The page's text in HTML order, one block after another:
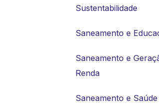
Sustentabilidade
Saneamento e
Saneamento e
Renda
Saneamento e Saúde